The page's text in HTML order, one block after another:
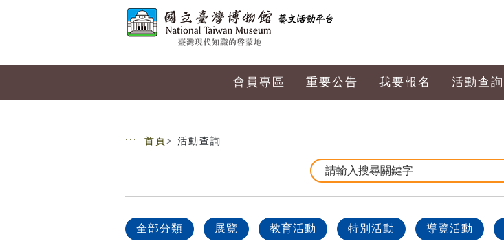
會員專區 重要公告 我要報名 活動查詢
::: 首頁 > 活動查詢
全部分類 展覽 教育活動 特別活動 導覽活動